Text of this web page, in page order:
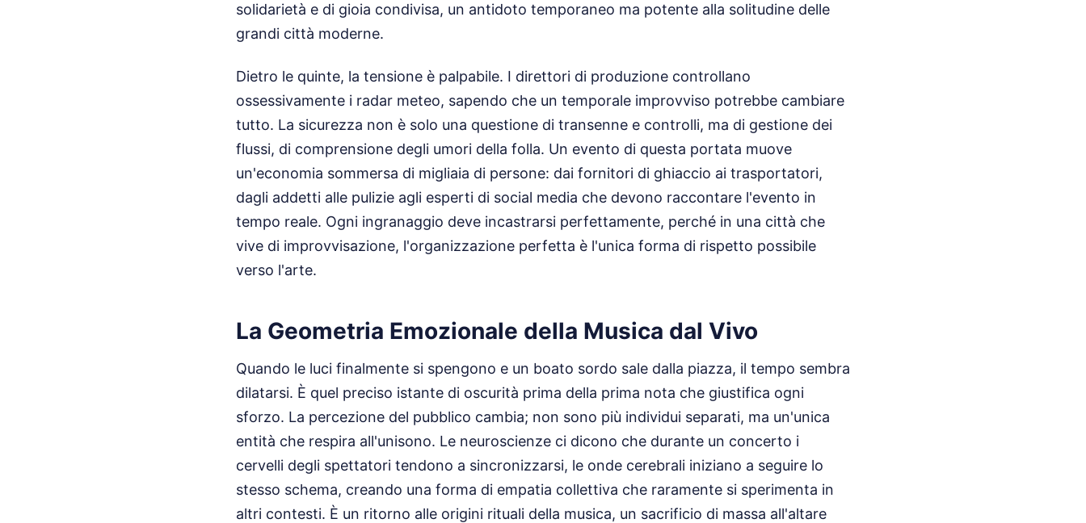
solidarietà e di gioia condivisa, un antidoto temporaneo ma potente alla solitudine delle
grandi città moderne.
Dietro le quinte, la tensione è palpabile. I direttori di produzione controllano
ossessivamente i radar meteo, sapendo che un temporale improvviso potrebbe cambiare
tutto. La sicurezza non è solo una questione di transenne e controlli, ma di gestione dei
flussi, di comprensione degli umori della folla. Un evento di questa portata muove
un'economia sommersa di migliaia di persone: dai fornitori di ghiaccio ai trasportatori,
dagli addetti alle pulizie agli esperti di social media che devono raccontare l'evento in
tempo reale. Ogni ingranaggio deve incastrarsi perfettamente, perché in una città che
vive di improvvisazione, l'organizzazione perfetta è l'unica forma di rispetto possibile
verso l'arte.
La Geometria Emozionale della Musica dal Vivo
Quando le luci finalmente si spengono e un boato sordo sale dalla piazza, il tempo sembra
dilatarsi. È quel preciso istante di oscurità prima della prima nota che giustifica ogni
sforzo. La percezione del pubblico cambia; non sono più individui separati, ma un'unica
entità che respira all'unisono. Le neuroscienze ci dicono che durante un concerto i
cervelli degli spettatori tendono a sincronizzarsi, le onde cerebrali iniziano a seguire lo
stesso schema, creando una forma di empatia collettiva che raramente si sperimenta in
altri contesti. È un ritorno alle origini rituali della musica, un sacrificio di massa all'altare